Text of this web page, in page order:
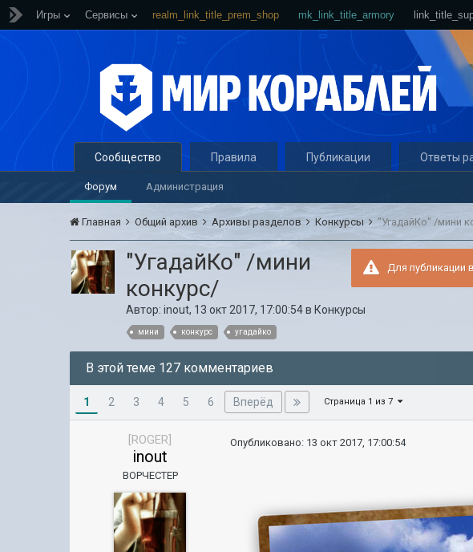
Игры Сервисы realm_link_title_prem_shop mk_link_title_armory
Сообщество
Форум Администрация
Правила Публикации Ответы
Главная Общий архив Архивы разделов Конкурсы "УгадайКо" /мини
Для публикации
"УгадайКо" /мини
конкурс/
Автор:inout, 13 окт 2017, 17:00:54в Конкурсы
мини конкурс угадайко
В этой теме 127 комментариев
1 2 3 4 5 6 Вперёд Страница 1 из 7
[ROGER]
inout
ВОРЧЕСТЕР
Опубликовано: 13 окт 2017, 17:00:54